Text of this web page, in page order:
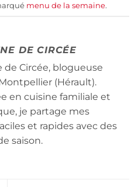
menu de la semaine.
DE CIRCÉE
de Circée, blogueuse
(Hérault).
en cuisine familiale et
je partage mes
et rapides avec des
saison.